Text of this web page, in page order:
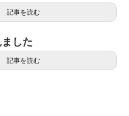
記事を読む
した
記事を読む